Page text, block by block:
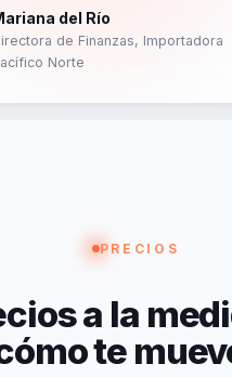
del Río
de Finanzas, Importadora
Norte
PRECIOS
a la
te